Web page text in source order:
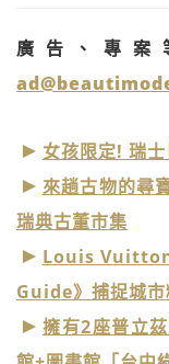
廣告、專案
女孩限定! 瑞
來趟古物的尋
瑞典古董市集
Louis Vuitton
Guide》捕捉城市
擁有2座普立